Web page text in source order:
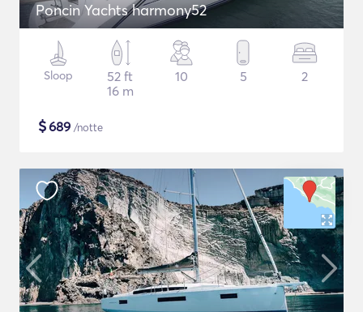
Poncin Yachts harmony52
Sloop
52 ft
16 m
10 5 2
$689 /notte